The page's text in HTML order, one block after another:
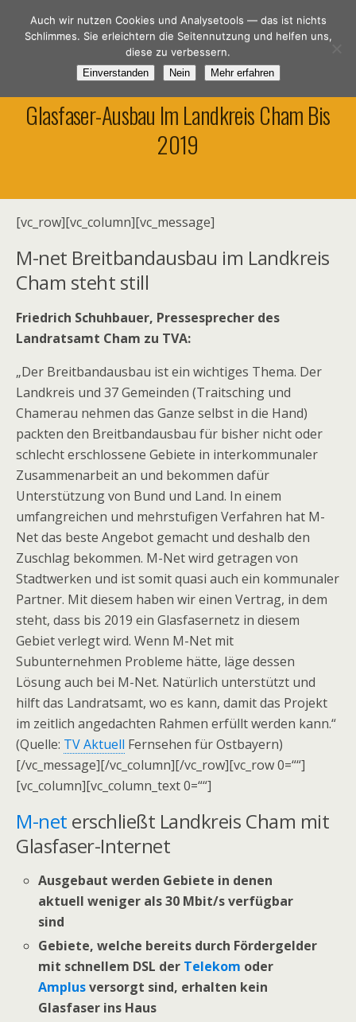
Spar-DSL.de
12. Dezember 2017
Glasfaser-Ausbau Im Landkreis Cham Bis
2019
[vc_row][vc_column][vc_message]
M-net Breitbandausbau im Landkreis
Cham steht still
Friedrich Schuhbauer, Pressesprecher des
Landratsamt Cham zu TVA:
„Der Breitbandausbau ist ein wichtiges Thema. Der
Landkreis und 37 Gemeinden (Traitsching und
Chamerau nehmen das Ganze selbst in die Hand)
packten den Breitbandausbau für bisher nicht oder
schlecht erschlossene Gebiete in interkommunaler
Zusammenarbeit an und bekommen dafür
Unterstützung von Bund und Land. In einem
umfangreichen und mehrstufigen Verfahren hat M-
Net das beste Angebot gemacht und deshalb den
Zuschlag bekommen. M-Net wird getragen von
Stadtwerken und ist somit quasi auch ein kommunaler
Partner. Mit diesem haben wir einen Vertrag, in dem
steht, dass bis 2019 ein Glasfasernetz in diesem
Gebiet verlegt wird. Wenn M-Net mit
Subunternehmen Probleme hätte, läge dessen
Lösung auch bei M-Net. Natürlich unterstützt und
hilft das Landratsamt, wo es kann, damit das Projekt
im zeitlich angedachten Rahmen erfüllt werden kann.“
(Quelle: TV Aktuell Fernsehen für Ostbayern)
[/vc_message][/vc_column][/vc_row][vc_row 0=““]
[vc_column][vc_column_text 0=““]
M-net erschließt Landkreis Cham mit
Glasfaser-Internet
Ausgebaut werden Gebiete in denen
aktuell weniger als 30 Mbit/s verfügbar
sind
Gebiete, welche bereits durch Fördergelder
mit schnellem DSL der Telekom oder
Amplusversorgt sind, erhalten kein
Glasfaser ins Haus
Auch wir nutzen Cookies und Analysetools — das ist nichts
Schlimmes. Sie erleichtern die Seitennutzung und helfen uns,
diese zu verbessern.
Einverstanden Nein Mehr erfahren